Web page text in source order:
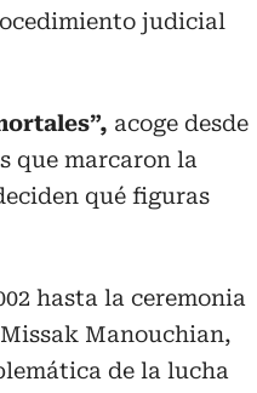
judicial
acoge desde
que marcaron la
qué figuras
hasta la ceremonia
Manouchian,
de la lucha